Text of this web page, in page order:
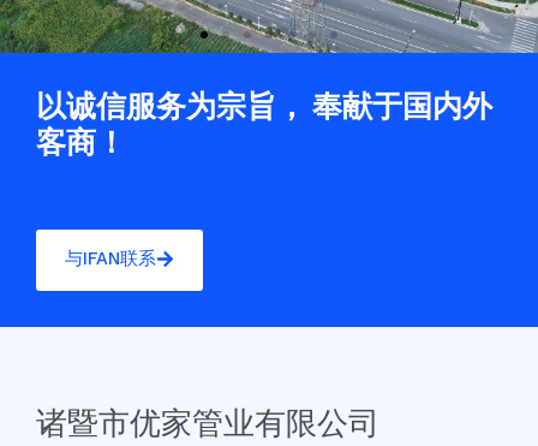
以诚信服务为宗旨， 奉献于国内外
客商！
与IFAN联系
诸暨市优家管业有限公司